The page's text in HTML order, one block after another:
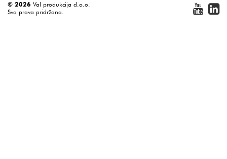
© 2026 Val produkcija d.o.o.
Sva prava pridržana.